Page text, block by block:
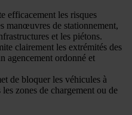
efficacement les risques
manœuvres de stationnement,
et les piétons.
clairement les extrémités des
agencement ordonné et
de bloquer les véhicules à
zones de chargement ou de